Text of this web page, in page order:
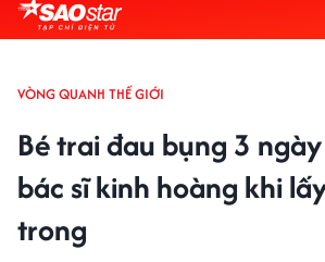
VÒNG QUANH THẾ GIỚI
Bé trai đau bụng 3
bác sĩ kinh hoàng khi
trong